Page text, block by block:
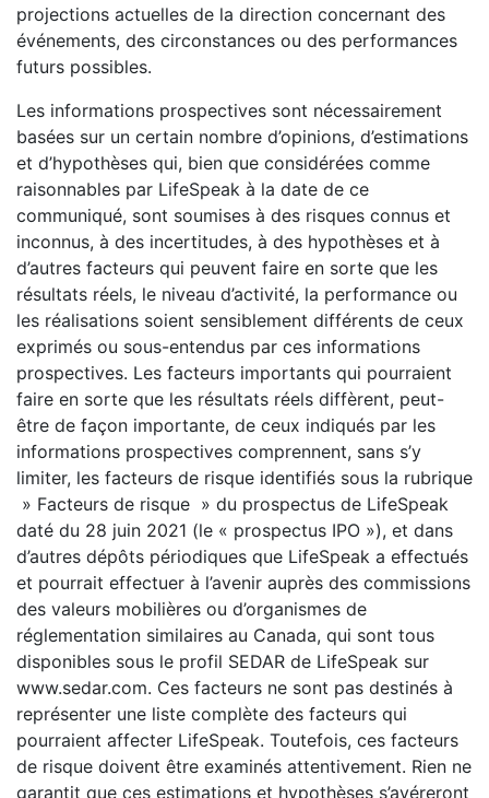
projections actuelles de la direction concernant des
événements, des circonstances ou des performances
futurs possibles.
Les informations prospectives sont nécessairement
basées sur un certain nombre d’opinions, d’estimations
et d’hypothèses qui, bien que considérées comme
raisonnables par LifeSpeak à la date de ce
communiqué, sont soumises à des risques connus et
inconnus, à des incertitudes, à des hypothèses et à
d’autres facteurs qui peuvent faire en sorte que les
résultats réels, le niveau d’activité, la performance ou
les réalisations soient sensiblement différents de ceux
exprimés ou sous-entendus par ces informations
prospectives. Les facteurs importants qui pourraient
faire en sorte que les résultats réels diffèrent, peut-
être de façon importante, de ceux indiqués par les
informations prospectives comprennent, sans s’y
limiter, les facteurs de risque identifiés sous la rubrique
» Facteurs de risque » du prospectus de LifeSpeak
daté du 28 juin 2021 (le « prospectus IPO »), et dans
d’autres dépôts périodiques que LifeSpeak a effectués
et pourrait effectuer à l’avenir auprès des commissions
des valeurs mobilières ou d’organismes de
réglementation similaires au Canada, qui sont tous
disponibles sous le profil SEDAR de LifeSpeak sur
www.sedar.com. Ces facteurs ne sont pas destinés à
représenter une liste complète des facteurs qui
pourraient affecter LifeSpeak. Toutefois, ces facteurs
de risque doivent être examinés attentivement. Rien ne
garantit que ces estimations et hypothèses s’avéreront